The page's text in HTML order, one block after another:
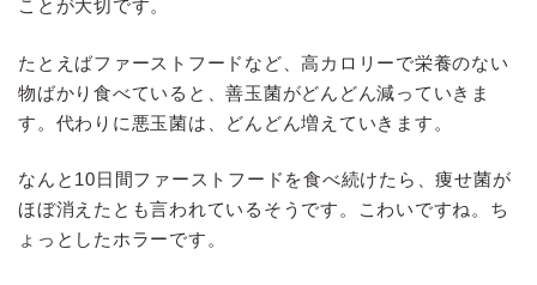
ことが大切です。
たとえばファーストフードなど、高カロリーで栄養のない
物ばかり食べていると、善玉菌がどんどん減っていきま
す。代わりに悪玉菌は、どんどん増えていきます。
なんと10日間ファーストフードを食べ続けたら、痩せ菌が
ほぼ消えたとも言われているそうです。こわいですね。ち
ょっとしたホラーです。